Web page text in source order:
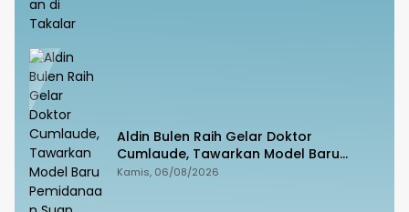
Aldin Bulen Raih Gelar Doktor
Cumlaude, Tawarkan Model Baru
Pemidanaan Suap Berbasis Keadilan
Kamis, 06/08/2026